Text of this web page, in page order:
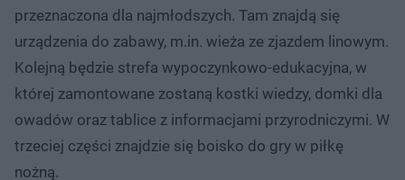
przeznaczona dla najmłodszych. Tam znajdą się
urządzenia do zabawy, m.in. wieża ze zjazdem linowym.
Kolejną będzie strefa wypoczynkowo-edukacyjna, w
której zamontowane zostaną kostki wiedzy, domki dla
owadów oraz tablice z informacjami przyrodniczymi. W
trzeciej części znajdzie się boisko do gry w piłkę
nożną.